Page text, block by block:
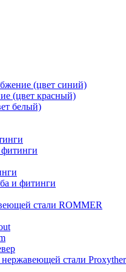
(цвет синий)
(цвет красный)
белый)
и фитинги
стали ROMMER
стали